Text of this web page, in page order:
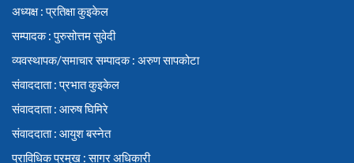
अध्यक्ष : प्रतिक्षा कुइकेल
सम्पादक : पुरुसोत्तम सुवेदी
व्यवस्थापक/समाचार सम्पादक : अरुण सापकोटा
संवाददाता : प्रभात कुइकेल
संवाददाता : आरुष घिमिरे
संवाददाता : आयुश बस्नेत
प्राविधिक प्रमुख : सागर अधिकारी